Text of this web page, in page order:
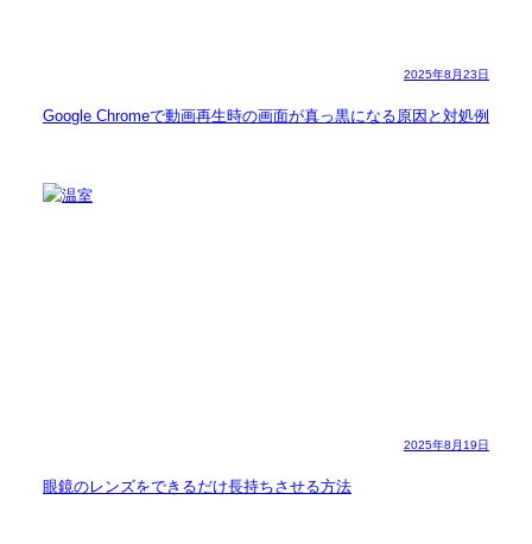
2025年8月23日
Google Chromeで動画再生時の画面が真っ黒になる原因と対処例
2025年8月19日
眼鏡のレンズをできるだけ長持ちさせる方法